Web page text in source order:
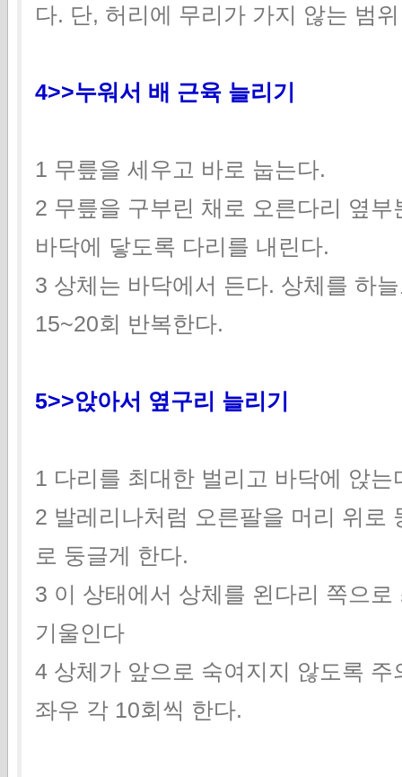
다. 단, 허리에 무리가 가지 않는 범
4>>누워서 배 근육 늘리기
1 무릎을 세우고 바로 눕는다.
2 무릎을 구부린 채로 오른다리 옆부
바닥에 닿도록 다리를 내린다.
3 상체는 바닥에서 든다. 상체를 하
15~20회 반복한다.
5>>앉아서 옆구리 늘리기
1 다리를 최대한 벌리고 바닥에 앉는
2 발레리나처럼 오른팔을 머리 위로
로 둥글게 한다.
3 이 상태에서 상체를 왼다리 쪽으로
기울인다
4 상체가 앞으로 숙여지지 않도록 주
좌우 각 10회씩 한다.